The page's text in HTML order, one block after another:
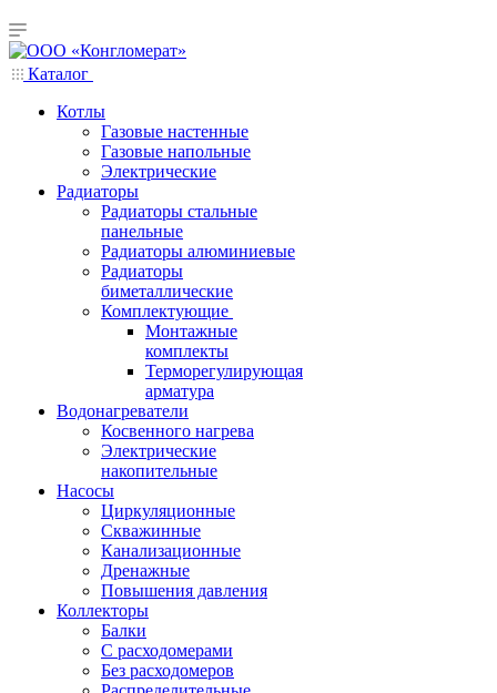
Каталог
Котлы
Газовые настенные
Газовые напольные
Электрические
Радиаторы
Радиаторы стальные
панельные
Радиаторы алюминиевые
Радиаторы
биметаллические
Комплектующие
Монтажные
комплекты
Терморегулирующая
арматура
Водонагреватели
Косвенного нагрева
Электрические
накопительные
Насосы
Циркуляционные
Скважинные
Канализационные
Дренажные
Повышения давления
Коллекторы
Балки
С расходомерами
Без расходомеров